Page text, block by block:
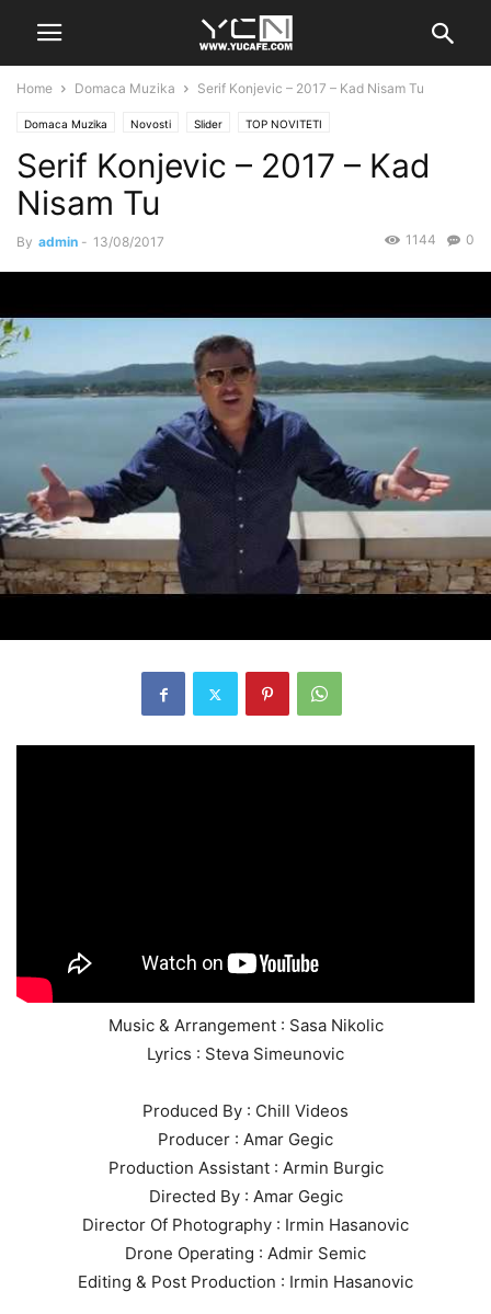
Home Domaca Muzika Serif Konjevic – 2017 – Kad Nisam Tu
Domaca Muzika Novosti Slider TOP NOVITETI
Serif Konjevic – 2017 – Kad
Nisam Tu
By admin - 13/08/2017 0
1144
Music & Arrangement : Sasa Nikolic
Lyrics : Steva Simeunovic
Produced By : Chill Videos
Producer : Amar Gegic
Production Assistant : Armin Burgic
Directed By : Amar Gegic
Director Of Photography : Irmin Hasanovic
Drone Operating : Admir Semic
Editing & Post Production : Irmin Hasanovic